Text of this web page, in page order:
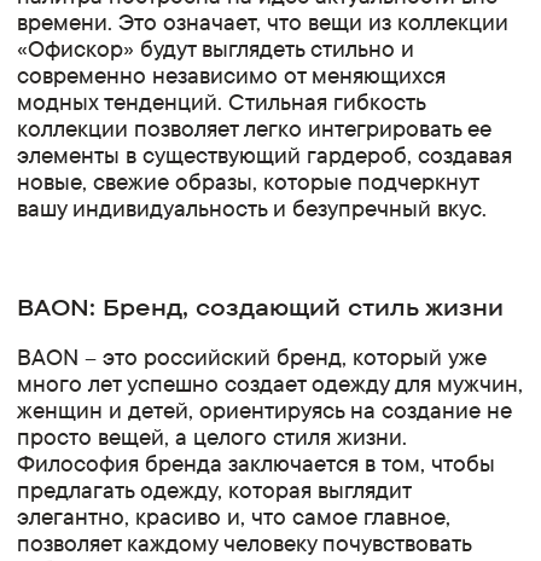
времени. Это означает, что вещи из коллекции
«Офискор» будут выглядеть стильно и
современно независимо от меняющихся
модных тенденций. Стильная гибкость
коллекции позволяет легко интегрировать ее
элементы в существующий гардероб, создавая
новые, свежие образы, которые подчеркнут
вашу индивидуальность и безупречный вкус.
BAON: Бренд, создающий стиль жизни
BAON – это российский бренд, который уже
много лет успешно создает одежду для мужчин,
женщин и детей, ориентируясь на создание не
просто вещей, а целого стиля жизни.
Философия бренда заключается в том, чтобы
предлагать одежду, которая выглядит
элегантно, красиво и, что самое главное,
позволяет каждому человеку почувствовать